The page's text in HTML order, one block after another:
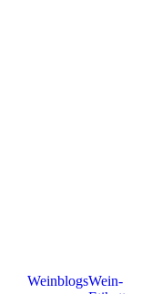
WeinblogsWein-